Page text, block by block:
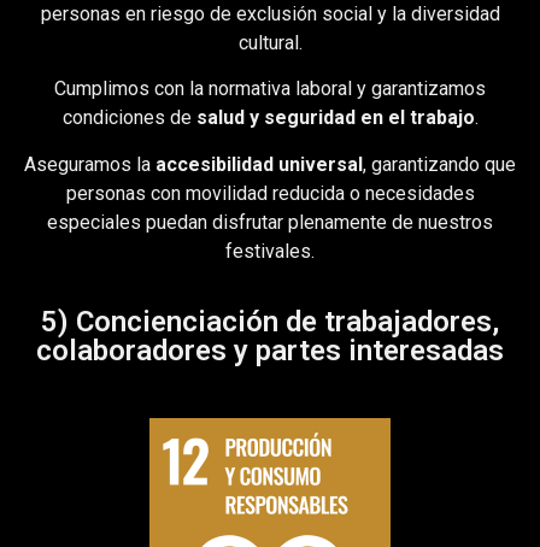
personas en riesgo de exclusión social y la diversidad
cultural.
Cumplimos con la normativa laboral y garantizamos
condiciones de salud y seguridad en el trabajo.
Aseguramos la accesibilidad universal, garantizando que
personas con movilidad reducida o necesidades
especiales puedan disfrutar plenamente de nuestros
festivales.
5) Concienciación de trabajadores,
colaboradores y partes interesadas